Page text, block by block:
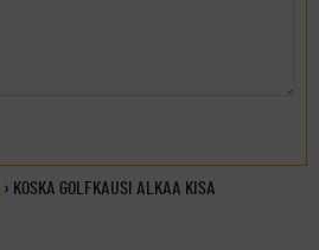
› KOSKA GOLFKAUSI ALKAA KISA